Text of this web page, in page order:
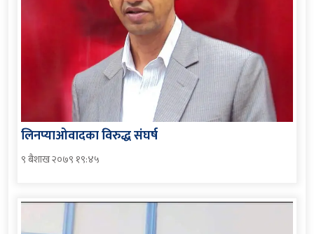
लिनप्याओवादका विरुद्ध संघर्ष
९ बैशाख २०७९ १९:४५